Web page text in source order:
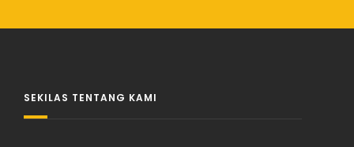
SEKILAS TENTANG KAMI